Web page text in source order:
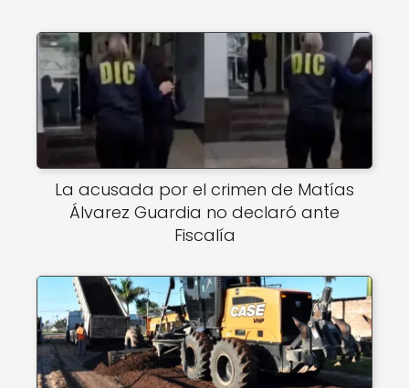
La acusada por el crimen de Matías
Álvarez Guardia no declaró ante
Fiscalía